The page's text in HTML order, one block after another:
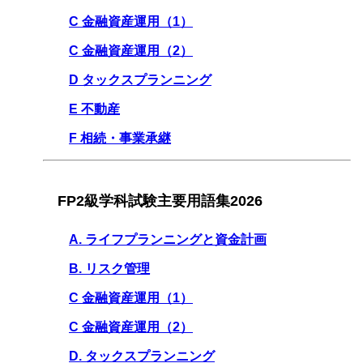
C 金融資産運用（1）
C 金融資産運用（2）
D タックスプランニング
E 不動産
F 相続・事業承継
FP2級学科試験主要用語集2026
A. ライフプランニングと資金計画
B. リスク管理
C 金融資産運用（1）
C 金融資産運用（2）
D. タックスプランニング